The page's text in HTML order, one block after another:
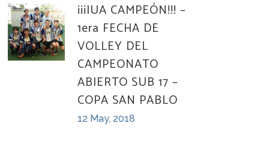
¡¡¡IUA CAMPEÓN!!! –
1era FECHA DE
VOLLEY DEL
CAMPEONATO
ABIERTO SUB 17 –
COPA SAN PABLO
12 May, 2018